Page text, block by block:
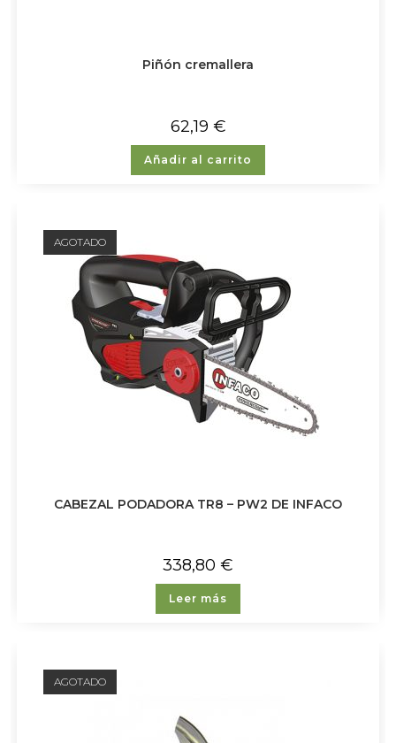
Piñón cremallera
62,19 €
Añadir al carrito
AGOTADO
CABEZAL PODADORA TR8 – PW2 DE INFACO
338,80 €
Leer más
AGOTADO